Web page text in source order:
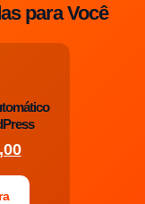
para Você